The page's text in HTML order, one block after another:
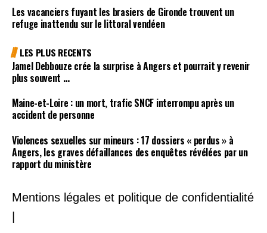
Les vacanciers fuyant les brasiers de Gironde trouvent un
refuge inattendu sur le littoral vendéen
LES PLUS RECENTS
Jamel Debbouze crée la surprise à Angers et pourrait y revenir
plus souvent …
Maine-et-Loire : un mort, trafic SNCF interrompu après un
accident de personne
Violences sexuelles sur mineurs : 17 dossiers « perdus » à
Angers, les graves défaillances des enquêtes révélées par un
rapport du ministère
Mentions légales et politique de confidentialité